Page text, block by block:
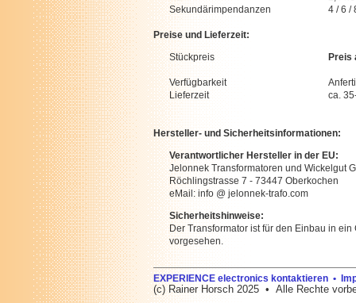
Sekundärimpendanzen
4 / 6 /
Preise und Lieferzeit:
Stückpreis
Preis
Verfügbarkeit
Lieferzeit
ca.
Hersteller- und Sicherheitsinformationen:
Verantwortlicher Hersteller in der EU:
Jelonnek Transformatoren und Wickelgut
Röchlingstrasse 7 - 73447 Oberkochen
eMail: info @ jelonnek-trafo.com
Sicherheitshinweise:
Der Transformator ist für den Einbau in
vorgesehen.
EXPERIENCE electronics kontaktieren •
(c) Rainer Horsch 2025 • Alle Rechte